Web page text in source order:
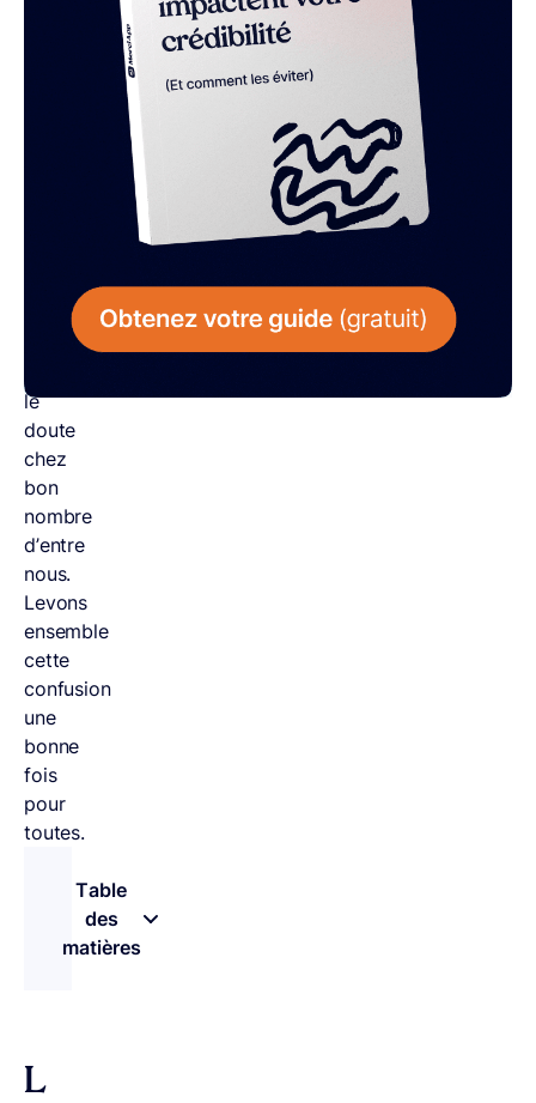
fréquente,
le
doute
chez
bon
nombre
d’entre
nous.
Levons
ensemble
cette
confusion
une
bonne
fois
pour
toutes.
Table
des
matières
L